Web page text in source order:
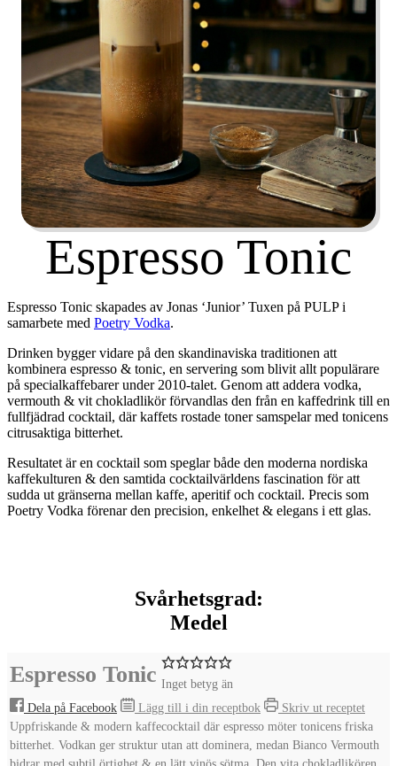
Espresso Tonic
Espresso Tonic skapades av Jonas ‘Junior’ Tuxen på PULP i
samarbete med Poetry Vodka.
Drinken bygger vidare på den skandinaviska traditionen att
kombinera espresso & tonic, en servering som blivit allt populärare
på specialkaffebarer under 2010-talet. Genom att addera vodka,
vermouth & vit chokladlikör förvandlas den från en kaffedrink till en
fullfjädrad cocktail, där kaffets rostade toner samspelar med tonicens
citrusaktiga bitterhet.
Resultatet är en cocktail som speglar både den moderna nordiska
kaffekulturen & den samtida cocktailvärldens fascination för att
sudda ut gränserna mellan kaffe, aperitif och cocktail. Precis som
Poetry Vodka förenar den precision, enkelhet & elegans i ett glas.
Svårhetsgrad:
Medel
Espresso Tonic Inget betyg än
Dela på Facebook
Lägg till i din receptbok
Skriv ut receptet
Uppfriskande & modern kaffecocktail där espresso möter tonicens friska
bitterhet. Vodkan ger struktur utan att dominera, medan Bianco Vermouth
bidrar med subtil örtighet & en lätt vinös sötma. Den vita chokladlikören